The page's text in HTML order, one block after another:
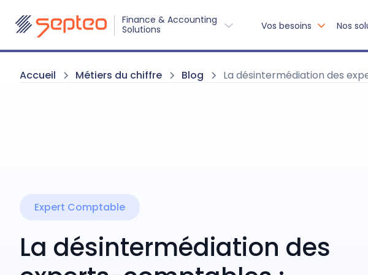
Finance & Accounting
Solutions
Vos besoins Nos
Accueil Métiers du chiffre Blog La désintermédiation des
Expert Comptable
La désintermédiation des